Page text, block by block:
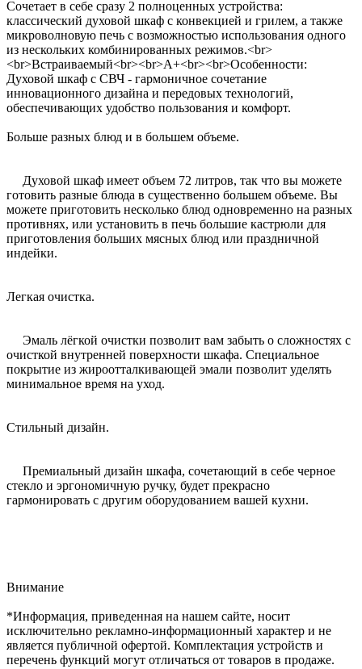
Сочетает в себе сразу 2 полноценных устройства:
классический духовой шкаф с конвекцией и грилем, а также
микроволновую печь с возможностью использования одного
из нескольких комбинированных режимов.<br>
<br>Встраиваемый<br><br>A+<br><br>Особенности:
Духовой шкаф с СВЧ - гармоничное сочетание
инновационного дизайна и передовых технологий,
обеспечивающих удобство пользования и комфорт.
Больше разных блюд и в большем объеме.
Духовой шкаф имеет объем 72 литров, так что вы можете
готовить разные блюда в существенно большем объеме. Вы
можете приготовить несколько блюд одновременно на разных
противнях, или установить в печь большие кастрюли для
приготовления больших мясных блюд или праздничной
индейки.
Легкая очистка.
Эмаль лёгкой очистки позволит вам забыть о сложностях с
очисткой внутренней поверхности шкафа. Специальное
покрытие из жироотталкивающей эмали позволит уделять
минимальное время на уход.
Стильный дизайн.
Премиальный дизайн шкафа, сочетающий в себе черное
стекло и эргономичную ручку, будет прекрасно
гармонировать с другим оборудованием вашей кухни.
Внимание
*Информация, приведенная на нашем сайте, носит
исключительно рекламно-информационный характер и не
является публичной офертой. Комплектация устройств и
перечень функций могут отличаться от товаров в продаже.